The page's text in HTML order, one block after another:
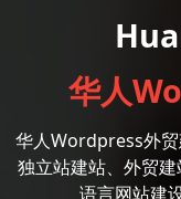
华人
华人Wordpress外
独立站建站、外贸
语言网站建